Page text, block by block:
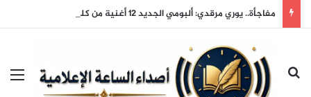
مفاجأة.. يوري مرقدي: ألبومي الجديد 12 أغنية من كلماتي وألحاني
بحث عن